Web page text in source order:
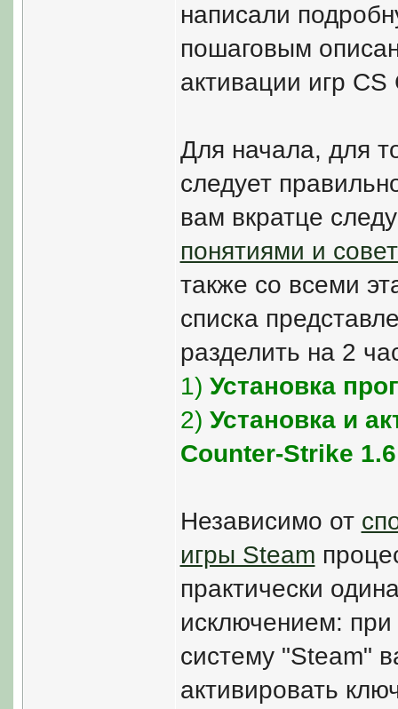
написали
пошаговым
активации игр
Для начала, для
следует
вам вкратце
понятиями и
также со всеми
списка
разделить на 2
1) Установка
2) Установка и
Counter-Strike 1.6
Независимо от
игры Steam
практически
исключением: при
систему "Steam"
активировать